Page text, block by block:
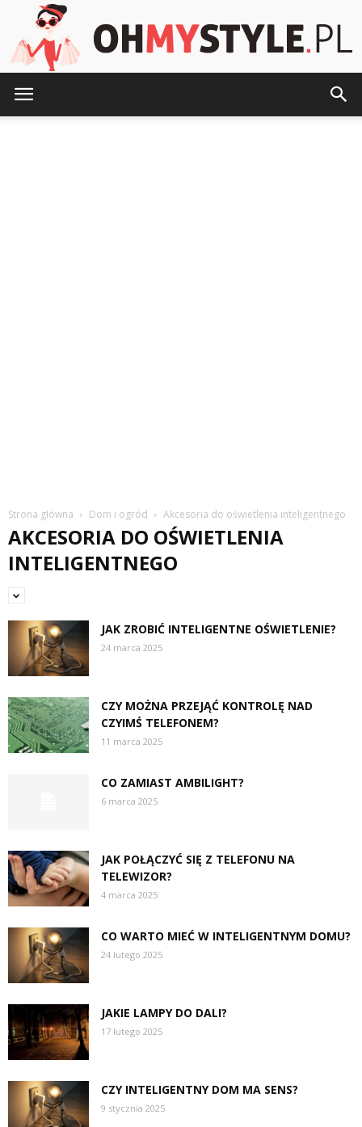
Strona główna Dom i ogród Akcesoria do oświetlenia inteligentnego
AKCESORIA DO OŚWIETLENIA
INTELIGENTNEGO
JAK ZROBIĆ INTELIGENTNE OŚWIETLENIE?
24 marca 2025
CZY MOŻNA PRZEJĄĆ KONTROLĘ NAD
CZYIMŚ TELEFONEM?
11 marca 2025
CO ZAMIAST AMBILIGHT?
6 marca 2025
JAK POŁĄCZYĆ SIĘ Z TELEFONU NA
TELEWIZOR?
4 marca 2025
CO WARTO MIEĆ W INTELIGENTNYM DOMU?
24 lutego 2025
JAKIE LAMPY DO DALI?
17 lutego 2025
CZY INTELIGENTNY DOM MA SENS?
9 stycznia 2025